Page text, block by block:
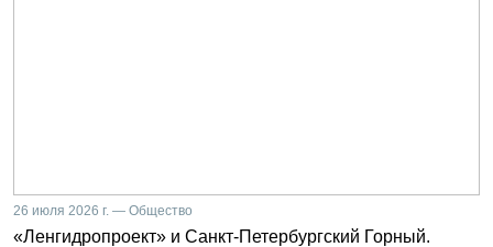
26 июля 2026 г. — Общество
«Ленгидропроект» и Санкт-Петербургский Горный.